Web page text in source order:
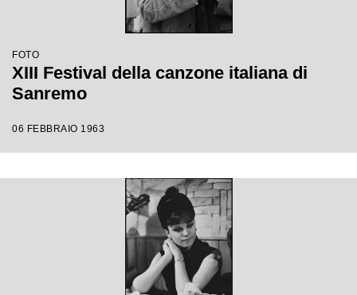
FOTO
XIII Festival della canzone italiana di
Sanremo
06 FEBBRAIO 1963